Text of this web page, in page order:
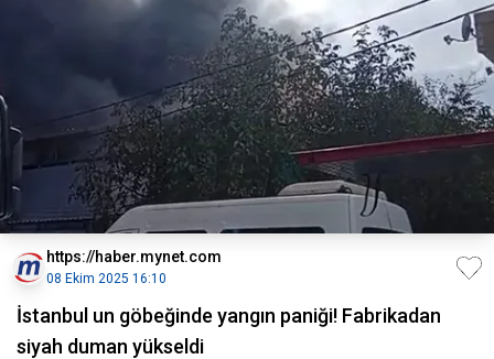
https://haber.mynet.com
08 Ekim 2025 16:10
İstanbul un göbeğinde yangın paniği! Fabrikadan
siyah duman yükseldi